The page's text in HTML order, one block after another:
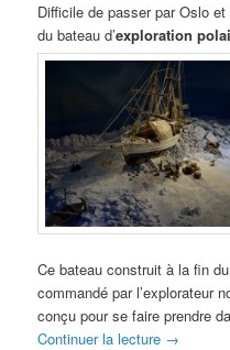
Difficile de passer par Oslo
du bateau d’exploration
Ce bateau construit à la fin
commandé par l’explorateur
conçu pour se faire prendre
Continuer la lecture →